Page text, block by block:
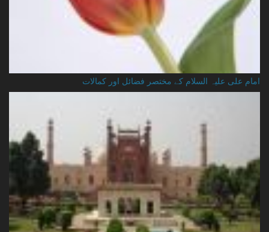
امام علی علیہ السلام کے مختصر فضائل اور کمالات